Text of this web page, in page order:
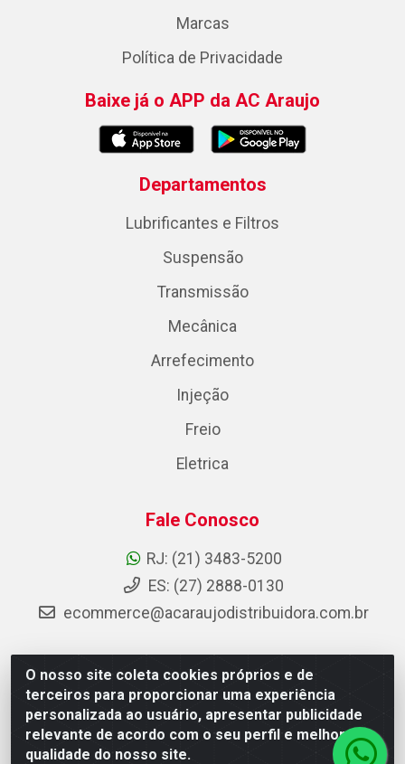
O nosso site coleta cookies próprios e de
terceiros para proporcionar uma experiência
personalizada ao usuário, apresentar publicidade
relevante de acordo com o seu perfil e melhorar a
qualidade do nosso site.
Marcas
Política de Privacidade
Baixe já o APP da AC Araujo
Departamentos
Lubrificantes e Filtros
Suspensão
Transmissão
Mecânica
Arrefecimento
Injeção
Freio
Eletrica
Fale Conosco
RJ: (21) 3483-5200
ES: (27) 2888-0130
ecommerce@acaraujodistribuidora.com.br
AC Araujo Distribuidora - Rua Carneiro de Campos, 42 -
São Cristóvão, Rio de Janeiro/RJ - CEP 20.920-410 -
CNPJ 08.744.753/0003-85